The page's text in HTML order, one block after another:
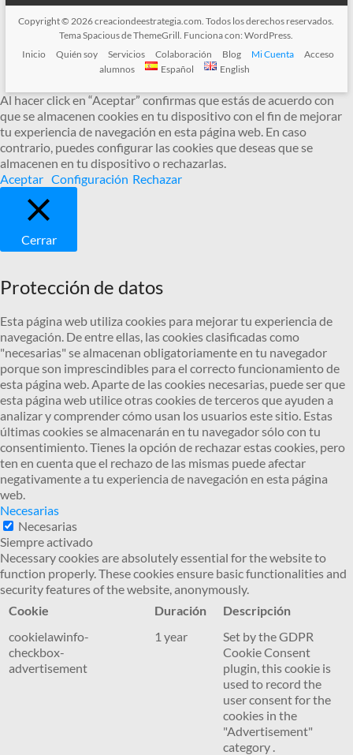
Copyright © 2026creaciondeestrategia.com. Todos los derechos reservados.
TemaSpaciousde ThemeGrill. Funciona con:WordPress.
Inicio
Quién soy Servicios Colaboración Blog Mi Cuenta
Acceso
alumnos
Español English
Al hacer click en “Aceptar” confirmas que estás de acuerdo con
que se almacenen cookies en tu dispositivo con el fin de mejorar
tu experiencia de navegación en esta página web. En caso
contrario, puedes configurar las cookies que deseas que se
almacenen en tu dispositivo o rechazarlas.
Aceptar Configuración Rechazar
Cerrar
Protección de datos
Esta página web utiliza cookies para mejorar tu experiencia de
navegación. De entre ellas, las cookies clasificadas como
"necesarias" se almacenan obligatoriamente en tu navegador
porque son imprescindibles para el correcto funcionamiento de
esta página web. Aparte de las cookies necesarias, puede ser que
esta página web utilice otras cookies de terceros que ayuden a
analizar y comprender cómo usan los usuarios este sitio. Estas
últimas cookies se almacenarán en tu navegador sólo con tu
consentimiento. Tienes la opción de rechazar estas cookies, pero
ten en cuenta que el rechazo de las mismas puede afectar
negativamente a tu experiencia de navegación en esta página
web.
Necesarias
Necesarias
Siempre activado
Necessary cookies are absolutely essential for the website to
function properly. These cookies ensure basic functionalities and
security features of the website, anonymously.
Cookie
Duración
Descripción
cookielawinfo-
checkbox-
advertisement
1 year
Set by the GDPR
Cookie Consent
plugin, this cookie is
used to record the
user consent for the
cookies in the
"Advertisement"
category .